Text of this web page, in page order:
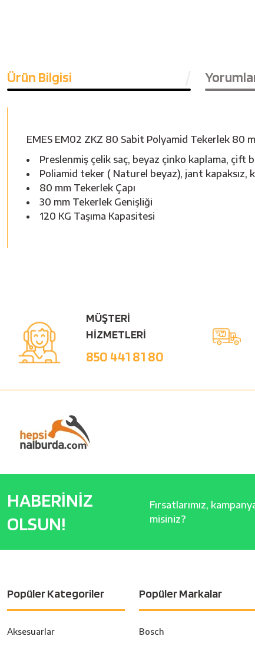
Ürün Bilgisi
EMES EM02 ZKZ 80 Sabit Polyamid Tekerlek 80
Preslenmiş çelik saç, beyaz çinko kaplama, çift
Poliamid teker ( Naturel beyaz), jant kapaksız,
80 mm Tekerlek Çapı
30 mm Tekerlek Genişliği
120 KG Taşıma Kapasitesi
MÜŞTERİ
HİZMETLERİ
850 441 81 80
HABERİNİZ
OLSUN!
Fırsatlarımız,
misiniz?
Popüler Kategoriler
Aksesuarlar
Popüler Markalar
Bosch